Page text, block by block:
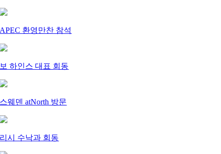
APEC 환영만찬 참석
보 하인스 대표 회동
스웨덴 atNorth 방문
리시 수낙과 회동